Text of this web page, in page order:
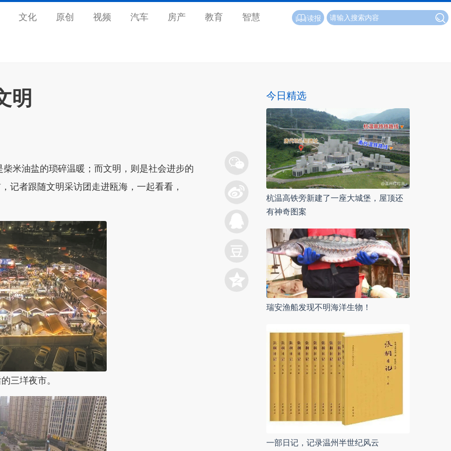
文化 原创 视频 汽车 房产 教育 智慧 读报
明
油盐的琐碎温暖；而文明，则是社会进步的
记者跟随文明采访团走进瓯海，一起看看，
垟夜市。
今日精选
杭温高铁旁新建了一座大城堡，屋顶还
有神奇图案
瑞安渔船发现不明海洋生物！
一部日记，记录温州半世纪风云